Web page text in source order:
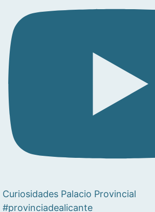
Curiosidades Palacio Provincial
#provinciadealicante